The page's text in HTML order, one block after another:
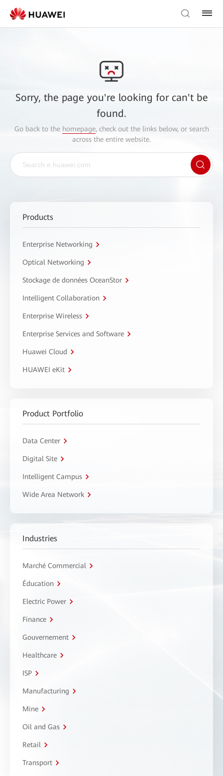
Sorry, the page you're looking for can't be
found.
Go back to the homepage, check out the links below, or search
across the entire website.
Products
Enterprise Networking
Optical Networking
Stockage de données OceanStor
Intelligent Collaboration
Enterprise Wireless
Enterprise Services and Software
Huawei Cloud
HUAWEI eKit
Product Portfolio
Data Center
Digital Site
Intelligent Campus
Wide Area Network
Industries
Marché Commercial
Éducation
Electric Power
Finance
Gouvernement
Healthcare
ISP
Manufacturing
Mine
Oil and Gas
Retail
Transport